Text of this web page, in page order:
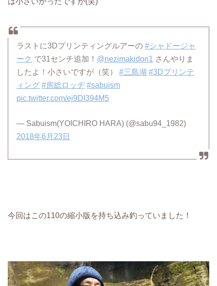
ラストに3Dプリンティングルアーの#シャドージャ
ーク で31センチ追加！ @nezimakidori1 さんやりま
したよ！小さいですが（笑）#三島湖 #3Dプリンテ
ィング #房総ロッヂ #sabuism
pic.twitter.com/ej9DI394M5
— Sabuism(YOICHIRO HARA) (@sabu94_1982)
2018年6月23日
今回はこの110の縮小版を持ち込み釣っていました！